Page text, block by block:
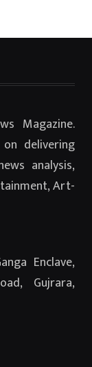
Magazine.
delivering
analysis,
Art-
Enclave,
Gujrara,